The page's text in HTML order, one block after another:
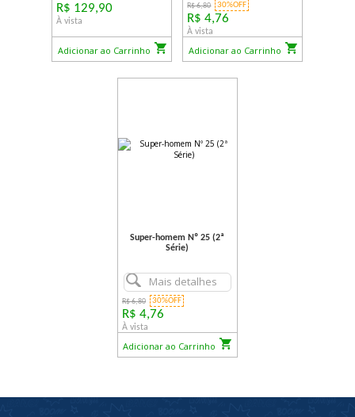
R$ 129,90
À vista
Adicionar ao Carrinho
R$ 6,80 30%OFF
R$ 4,76
À vista
Adicionar ao Carrinho
Super-homem Nº 25 (2ª
Série)
Mais detalhes
R$ 6,80 30%OFF
R$ 4,76
À vista
Adicionar ao Carrinho